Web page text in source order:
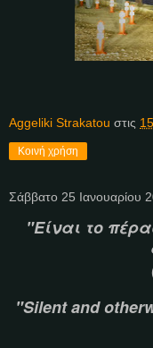
Aggeliki Strakatou στις
Κοινή χρήση
Σάββατο 25 Ιανουαρίου
"Είναι το
"Silent and